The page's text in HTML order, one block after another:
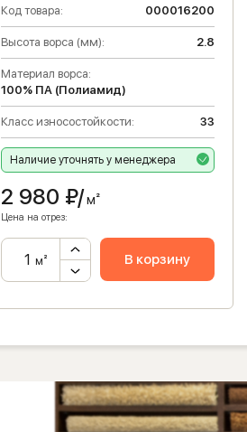
Код товара: 000016200
Высота ворса (мм): 2.8
Материал ворса:
100% ПА (Полиамид)
Класс износостойкости: 33
Наличие уточнять у менеджера
2 980 ₽/м²
Цена на отрез:
м² В корзину